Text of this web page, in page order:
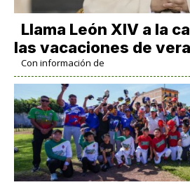
Llama León XIV a la
las vacaciones de
Con información de